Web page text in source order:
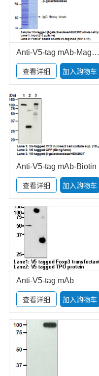
Anti-V5-tag mAb-Magnetic Beads
查看详细 加入购物车
Anti-V5-tag mAb-Biotin
查看详细 加入购物车
Anti-V5-tag mAb
查看详细 加入购物车